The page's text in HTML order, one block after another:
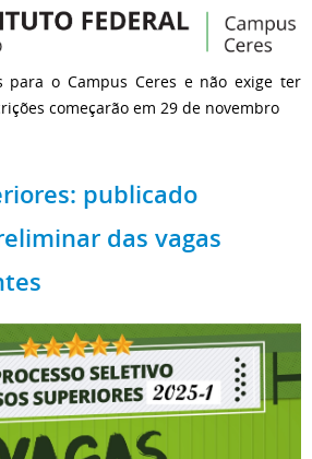
para o Campus Ceres e não exige ter
começarão em 29 de novembro
publicado
das vagas